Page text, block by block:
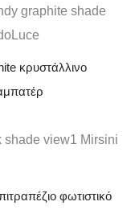
κρυστάλλινο
φωτιστικό